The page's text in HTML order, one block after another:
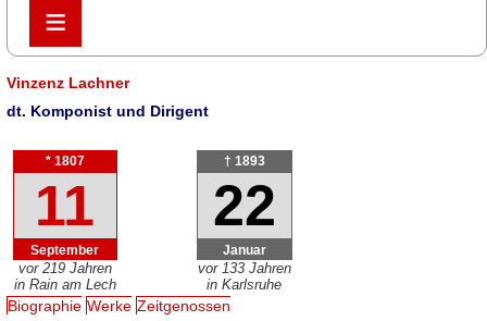
≡
≡
Vinzenz Lachner
dt. Komponist und Dirigent
* 1807
11
September
vor 219 Jahren
in Rain am Lech
† 1893
22
Januar
vor 133 Jahren
in Karlsruhe
Biographie Werke Zeitgenossen